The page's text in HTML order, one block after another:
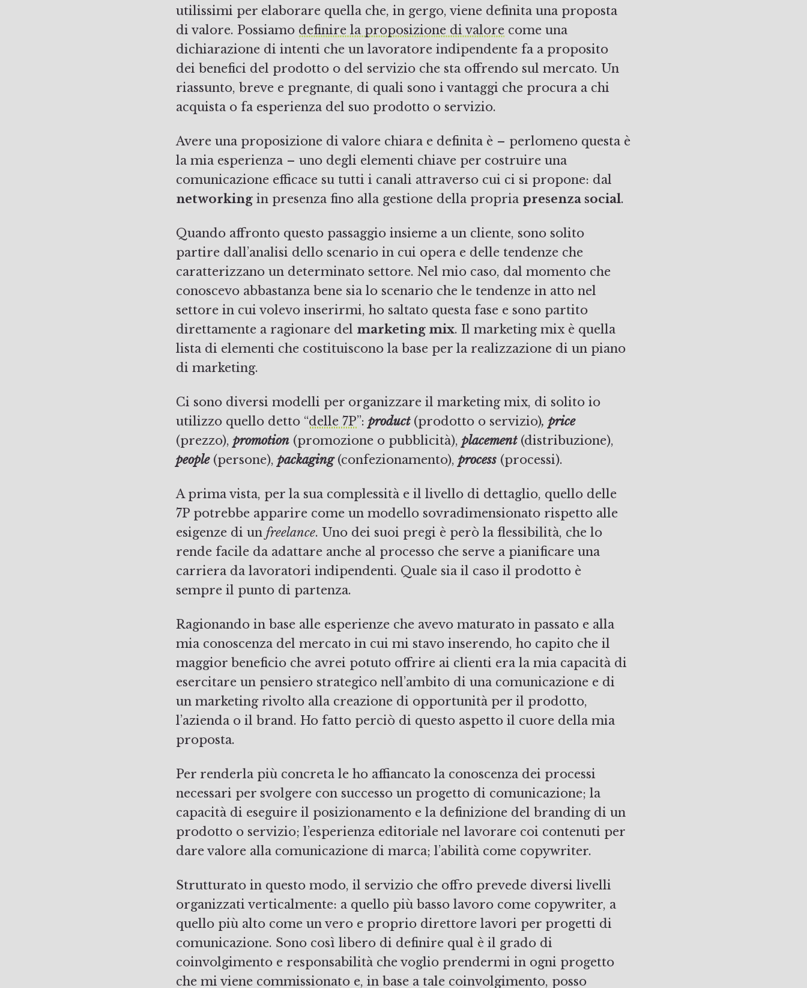
utilissimi per elaborare quella che, in gergo, viene definita una proposta
di valore. Possiamo definire la proposizione di valore come una
dichiarazione di intenti che un lavoratore indipendente fa a proposito
dei benefici del prodotto o del servizio che sta offrendo sul mercato. Un
riassunto, breve e pregnante, di quali sono i vantaggi che procura a chi
acquista o fa esperienza del suo prodotto o servizio.
Avere una proposizione di valore chiara e definita è – perlomeno questa è
la mia esperienza – uno degli elementi chiave per costruire una
comunicazione efficace su tutti i canali attraverso cui ci si propone: dal
networking in presenza fino alla gestione della propria presenza social.
Quando affronto questo passaggio insieme a un cliente, sono solito
partire dall’analisi dello scenario in cui opera e delle tendenze che
caratterizzano un determinato settore. Nel mio caso, dal momento che
conoscevo abbastanza bene sia lo scenario che le tendenze in atto nel
settore in cui volevo inserirmi, ho saltato questa fase e sono partito
direttamente a ragionare del marketing mix. Il marketing mix è quella
lista di elementi che costituiscono la base per la realizzazione di un piano
di marketing.
Ci sono diversi modelli per organizzare il marketing mix, di solito io
utilizzo quello detto “delle 7P”:product (prodotto o servizio),price
(prezzo),promotion (promozione o pubblicità),placement(distribuzione),
people (persone),packaging(confezionamento),process (processi).
A prima vista, per la sua complessità e il livello di dettaglio, quello delle
7P potrebbe apparire come un modello sovradimensionato rispetto alle
esigenze di unfreelance. Uno dei suoi pregi è però la flessibilità, che lo
rende facile da adattare anche al processo che serve a pianificare una
carriera da lavoratori indipendenti. Quale sia il caso il prodotto è
sempre il punto di partenza.
Ragionando in base alle esperienze che avevo maturato in passato e alla
mia conoscenza del mercato in cui mi stavo inserendo, ho capito che il
maggior beneficio che avrei potuto offrire ai clienti era la mia capacità di
esercitare un pensiero strategico nell’ambito di una comunicazione e di
un marketing rivolto alla creazione di opportunità per il prodotto,
l’azienda o il brand. Ho fatto perciò di questo aspetto il cuore della mia
proposta.
Per renderla più concreta le ho affiancato la conoscenza dei processi
necessari per svolgere con successo un progetto di comunicazione; la
capacità di eseguire il posizionamento e la definizione del branding di un
prodotto o servizio; l’esperienza editoriale nel lavorare coi contenuti per
dare valore alla comunicazione di marca; l’abilità come copywriter.
Strutturato in questo modo, il servizio che offro prevede diversi livelli
organizzati verticalmente: a quello più basso lavoro come copywriter, a
quello più alto come un vero e proprio direttore lavori per progetti di
comunicazione. Sono così libero di definire qual è il grado di
coinvolgimento e responsabilità che voglio prendermi in ogni progetto
che mi viene commissionato e, in base a tale coinvolgimento, posso